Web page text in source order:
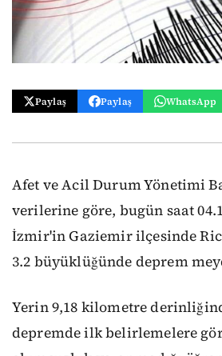
Paylaş Paylaş WhatsApp
Afet ve Acil Durum Yönetimi
verilerine göre, bugün saat
İzmir'in Gaziemir ilçesinde
3.2 büyüklüğünde deprem
Yerin 9,18 kilometre
depremde ilk belirlemelere